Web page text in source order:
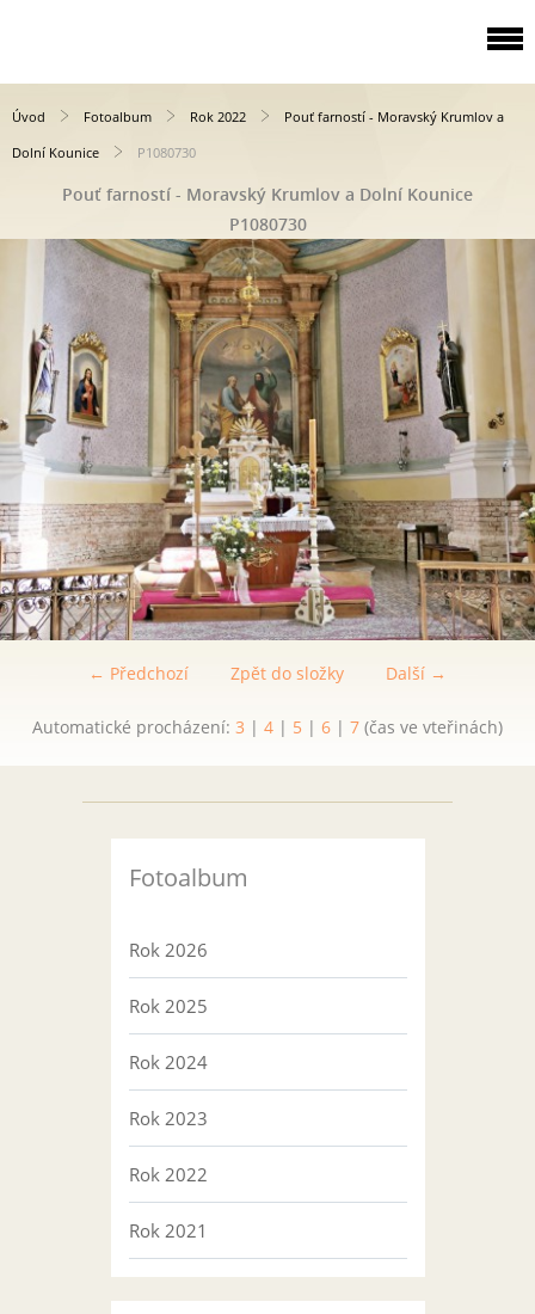
Úvod Fotoalbum Rok 2022
Pouť farností - Moravský Krumlov a
Dolní Kounice
P1080730
Pouť farností - Moravský Krumlov a Dolní Kounice
P1080730
← Předchozí Další →
Zpět do složky
Automatické procházení: 3 | 4 | 5 | 6 | 7 (čas ve vteřinách)
Fotoalbum
Rok 2026
Rok 2025
Rok 2024
Rok 2023
Rok 2022
Rok 2021